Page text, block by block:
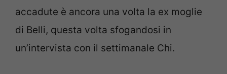
accadute è ancora una volta la ex moglie
di Belli, questa volta sfogandosi in
un’intervista con il settimanale Chi.